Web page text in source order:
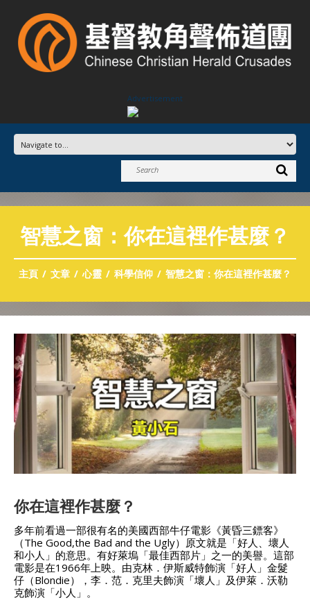
Advertisement
智慧之窗：你在這裡作甚麼？
主頁 文章 心靈 科學信仰 智慧之窗：你在這裡作甚麼？
你在這裡作甚麼？
多年前看過一部很有名的美國西部牛仔電影《黃昏三鏢客》
（The Good,the Bad and the Ugly）原文就是「好人、壞人
和小人」的意思。有好萊塢「最佳西部片」之一的美譽。這部
電影是在1966年上映。由克林．伊斯威特飾演「好人」金髮
仔（Blondie），李．范．克里夫飾演「壞人」及伊萊．沃勒
克飾演「小人」。